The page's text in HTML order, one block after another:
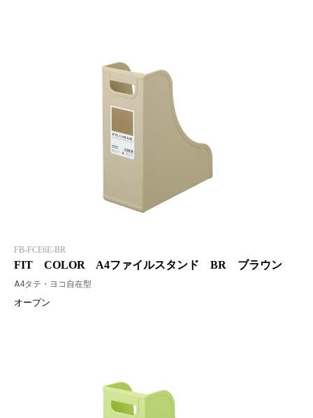
FB-FCE6E-BR
FIT COLOR A4ファイルスタンド BR ブラウン
A4タテ・ヨコ自在型
オープン